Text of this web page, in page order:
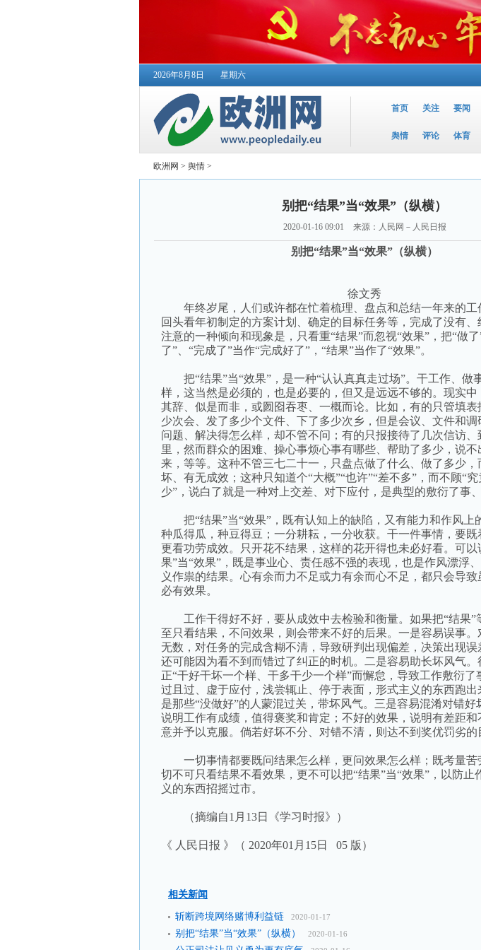
2026年8月8日 星期六
首页 关注 要闻
舆情 评论 体育
欧洲网 > 舆情 >
别把“结果”当“效果”（纵横）
2020-01-16 09:01 来源：人民网－人民日报
别把“结果”当“效果”（纵横）
徐文秀
年终岁尾，人们或许都在忙着梳理、盘点和总结一年来的工
回头看年初制定的方案计划、确定的目标任务等，完成了没有
注意的一种倾向和现象是，只看重“结果”而忽视“效果”，把“做
了”、“完成了”当作“完成好了”，“结果”当作了“效果”。
把“结果”当“效果”，是一种“认认真真走过场”。干工作、做
样，这当然是必须的，也是必要的，但又是远远不够的。现实中
其辞、似是而非，或囫囵吞枣、一概而论。比如，有的只管填表
少次会、发了多少个文件、下了多少次乡，但是会议、文件和调
问题、解决得怎么样，却不管不问；有的只报接待了几次信访、
里，然而群众的困难、操心事烦心事有哪些、帮助了多少，说
来，等等。这种不管三七二十一，只盘点做了什么、做了多少
坏、有无成效；这种只知道个“大概”“也许”“差不多”，而不顾“究
少”，说白了就是一种对上交差、对下应付，是典型的敷衍了事
把“结果”当“效果”，既有认知上的缺陷，又有能力和作风上
种瓜得瓜，种豆得豆；一分耕耘，一分收获。干一件事情，要既
更看功劳成效。只开花不结果，这样的花开得也未必好看。可以
果”当“效果”，既是事业心、责任感不强的表现，也是作风漂浮
义作祟的结果。心有余而力不足或力有余而心不足，都只会导
必有效果。
工作干得好不好，要从成效中去检验和衡量。如果把“结果”
至只看结果，不问效果，则会带来不好的后果。一是容易误事。
无数，对任务的完成含糊不清，导致研判出现偏差，决策出现误
还可能因为看不到而错过了纠正的时机。二是容易助长坏风气。
正“干好干坏一个样、干多干少一个样”而懈怠，导致工作敷衍了
过且过、虚于应付，浅尝辄止、停于表面，形式主义的东西跑出
是那些“没做好”的人蒙混过关，带坏风气。三是容易混淆对错好
说明工作有成绩，值得褒奖和肯定；不好的效果，说明有差距和
意并予以克服。倘若好坏不分、对错不清，则达不到奖优罚劣的
一切事情都要既问结果怎么样，更问效果怎么样；既考量苦
切不可只看结果不看效果，更不可以把“结果”当“效果”，以防止
义的东西招摇过市。
（摘编自1月13日《学习时报》）
《 人民日报 》（ 2020年01月15日 05 版）
相关新闻
斩断跨境网络赌博利益链 2020-01-17
别把“结果”当“效果”（纵横） 2020-01-16